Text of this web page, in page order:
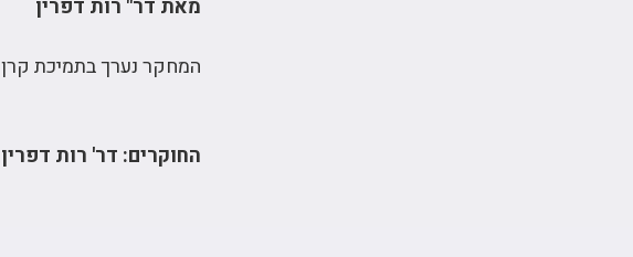
מאת דר" רות דפרין
המחקר נערך בתמיכת
החוקרים: דר' רות